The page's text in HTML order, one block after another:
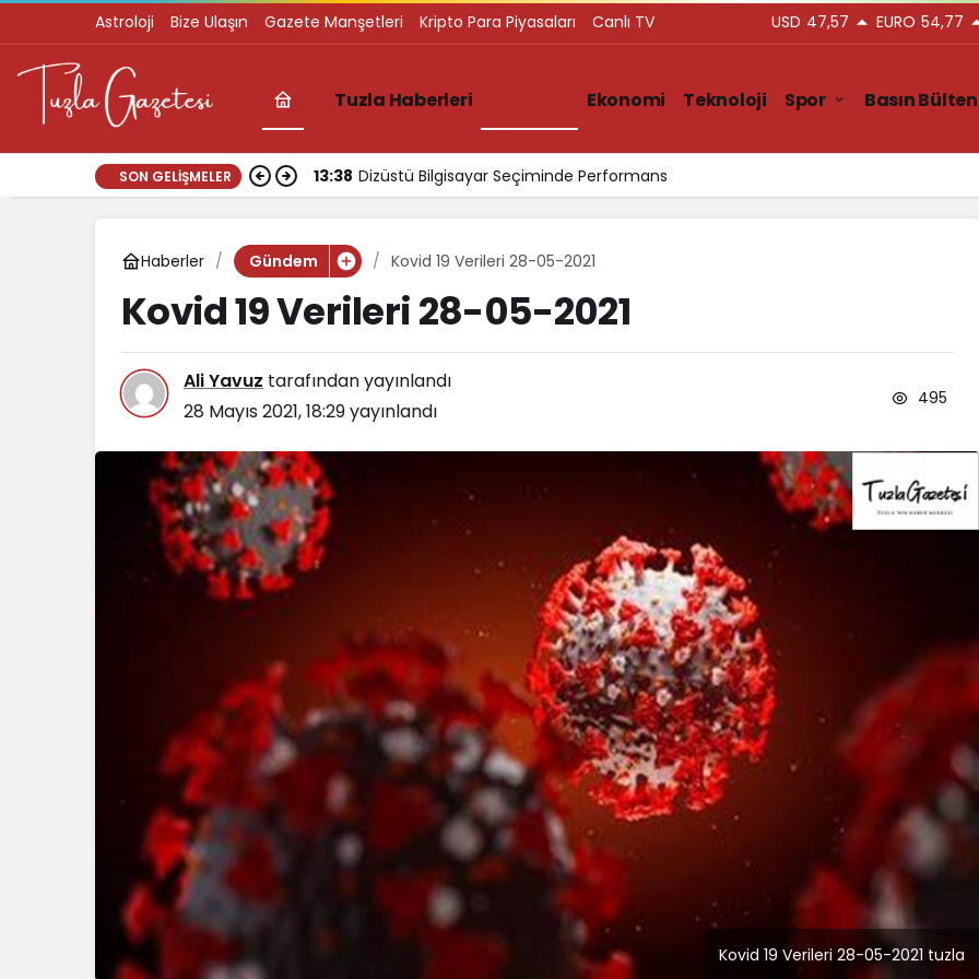
Astroloji Bize Ulaşın Gazete Manşetleri Kripto Para Piyasaları Canlı TV USD 47,57 EURO 54,77
Tuzla Haberleri Ekonomi Teknoloji Spor Basın
SON GELIŞMELER 13:38 Dizüstü Bilgisayar Seçiminde Performans
Haberler Gündem Kovid 19 Verileri 28-05-2021
Kovid 19 Verileri 28-05-2021
Ali Yavuz tarafından yayınlandı
28 Mayıs 2021, 18:29yayınlandı
495
Kovid 19 Verileri 28-05-2021 tuzla
Dizüstü Bilgisayar
Seçiminde Performans
Blog
İstanbul Anadolu Yakası
Temizlik Hizmetleri